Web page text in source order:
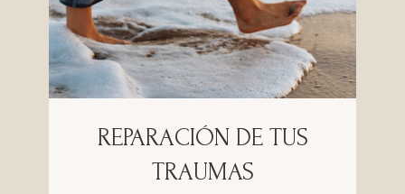
REPARACIÓN DE TUS
TRAUMAS